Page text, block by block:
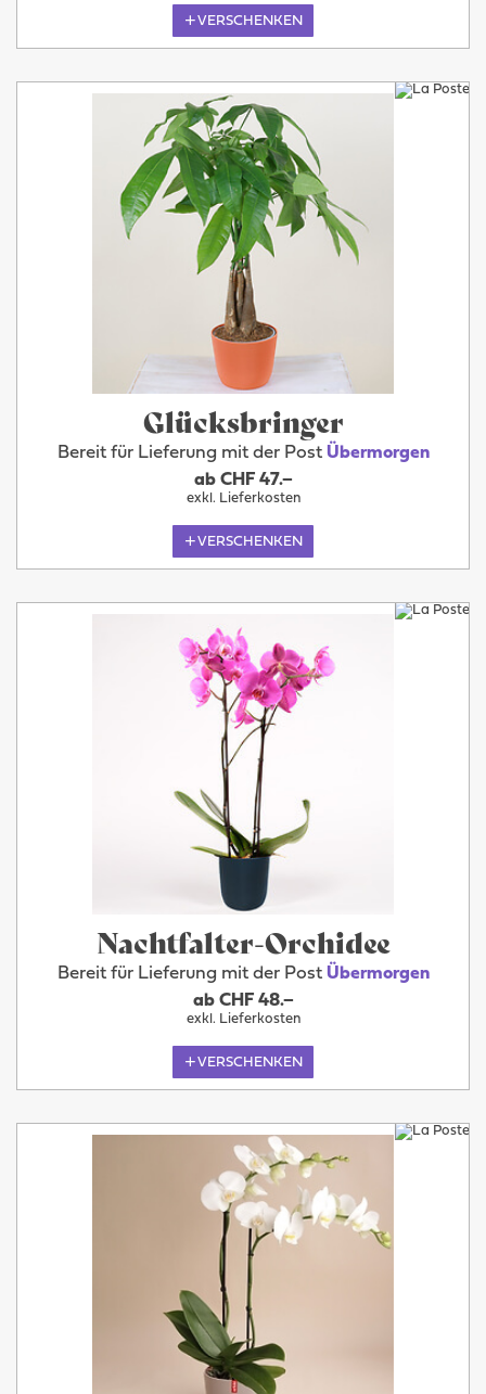
VERSCHENKEN
Glücksbringer
Bereit für Lieferung mit der Post Übermorgen
ab CHF 47.–
exkl. Lieferkosten
VERSCHENKEN
Nachtfalter-Orchidee
Bereit für Lieferung mit der Post Übermorgen
ab CHF 48.–
exkl. Lieferkosten
VERSCHENKEN